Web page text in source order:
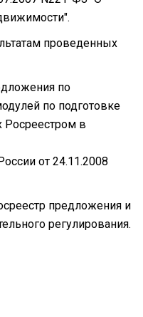
проведенных
по
по подготовке
в
от 24.11.2008
предложения и
регулирования.